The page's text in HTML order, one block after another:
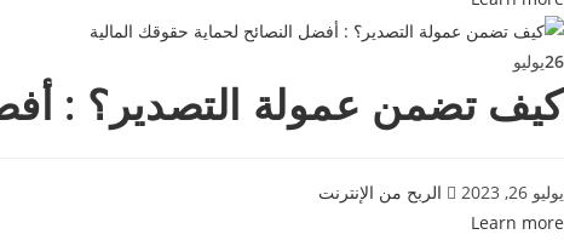
26يوليو
كيف تضمن عمولة التصدير؟ :
يوليو 26, 2023
الربح من الإنترنت
Learn more